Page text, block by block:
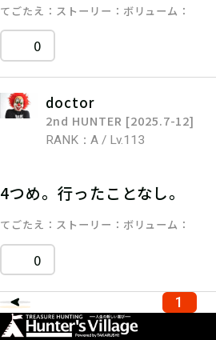
てごたえ ストーリー ボリューム
0
doctor
2nd HUNTER [2025.7-12]
RANK：A / Lv.113
4つめ。行ったことなし。
てごたえ ストーリー ボリューム
0
1